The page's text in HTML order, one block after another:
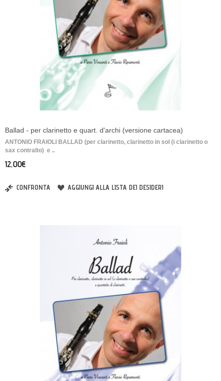
Ballad - per clarinetto e quart. d'archi (versione cartacea)
ANTONIO FRAIOLI BALLAD (per clarinetto, clarinetto in sol (i clarinetto o
sax contralto) e ..
12,00€
CONFRONTA AGGIUNGI ALLA LISTA DEI DESIDERI